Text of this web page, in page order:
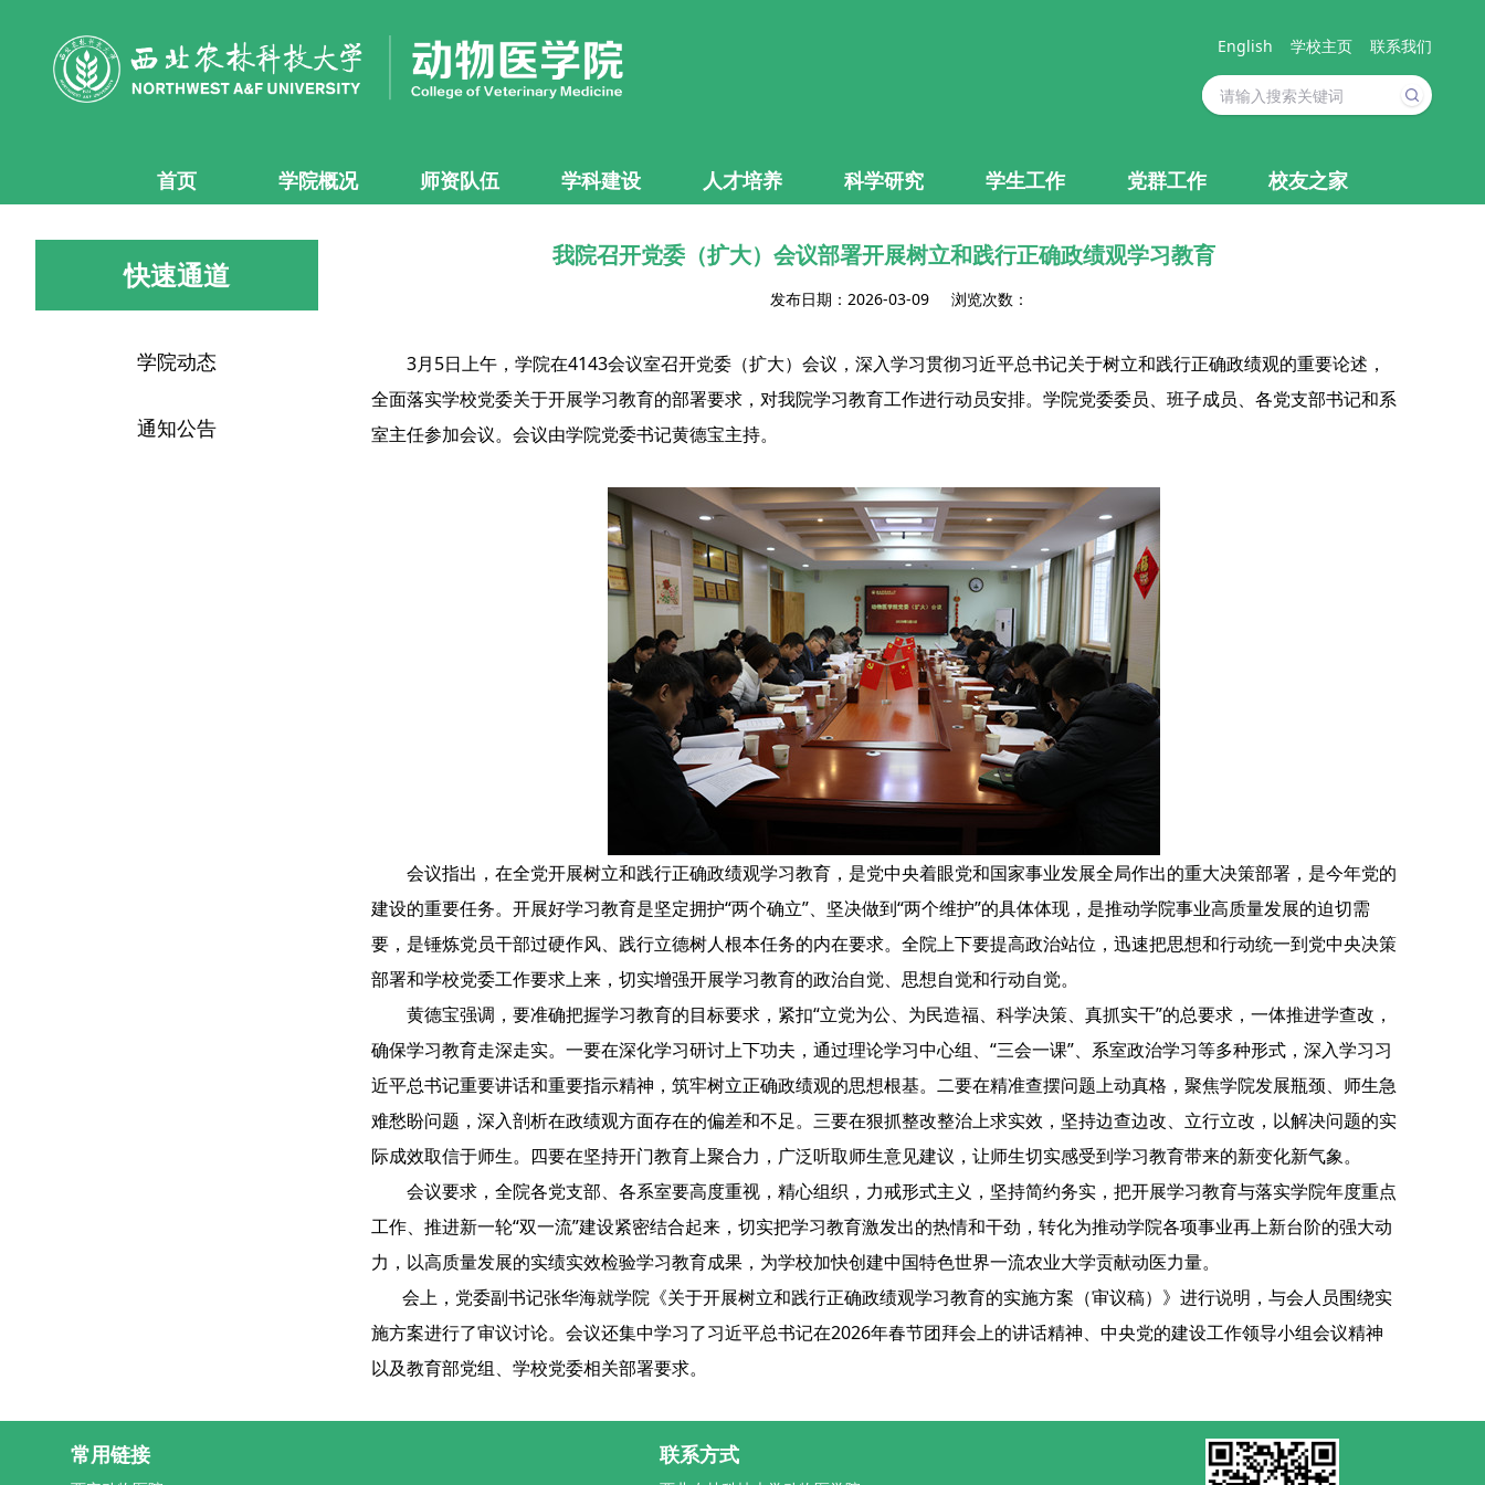
English 学校主页 联系我们
首页 学院概况 师资队伍 学科建设 人才培养 科学研究 学生工作 党群工作 校友之家
快速通道
学院动态
通知公告
我院召开党委（扩大）会议部署开展树立和践行正确政绩观学习教育
发布日期：2026-03-09 浏览次数：
3月5日上午，学院在4143会议室召开党委（扩大）会议，深入学习贯彻习近平总书记关于树立和践行正确政绩观的重要论述，
全面落实学校党委关于开展学习教育的部署要求，对我院学习教育工作进行动员安排。学院党委委员、班子成员、各党支部书记和系
室主任参加会议。会议由学院党委书记黄德宝主持。
会议指出，在全党开展树立和践行正确政绩观学习教育，是党中央着眼党和国家事业发展全局作出的重大决策部署，是今年党的
建设的重要任务。开展好学习教育是坚定拥护“两个确立”、坚决做到“两个维护”的具体体现，是推动学院事业高质量发展的迫切需
要，是锤炼党员干部过硬作风、践行立德树人根本任务的内在要求。全院上下要提高政治站位，迅速把思想和行动统一到党中央决策
部署和学校党委工作要求上来，切实增强开展学习教育的政治自觉、思想自觉和行动自觉。
黄德宝强调，要准确把握学习教育的目标要求，紧扣“立党为公、为民造福、科学决策、真抓实干”的总要求，一体推进学查改，
确保学习教育走深走实。一要在深化学习研讨上下功夫，通过理论学习中心组、“三会一课”、系室政治学习等多种形式，深入学习习
近平总书记重要讲话和重要指示精神，筑牢树立正确政绩观的思想根基。二要在精准查摆问题上动真格，聚焦学院发展瓶颈、师生急
难愁盼问题，深入剖析在政绩观方面存在的偏差和不足。三要在狠抓整改整治上求实效，坚持边查边改、立行立改，以解决问题的实
际成效取信于师生。四要在坚持开门教育上聚合力，广泛听取师生意见建议，让师生切实感受到学习教育带来的新变化新气象。
会议要求，全院各党支部、各系室要高度重视，精心组织，力戒形式主义，坚持简约务实，把开展学习教育与落实学院年度重点
工作、推进新一轮“双一流”建设紧密结合起来，切实把学习教育激发出的热情和干劲，转化为推动学院各项事业再上新台阶的强大动
力，以高质量发展的实绩实效检验学习教育成果，为学校加快创建中国特色世界一流农业大学贡献动医力量。
会上，党委副书记张华海就学院《关于开展树立和践行正确政绩观学习教育的实施方案（审议稿）》进行说明， 与会人员围绕实
施方案进行了审议讨论。 会议还集中学习了习近平总书记在2026年春节团拜会上的讲话精神、中央党的建设工作领导小组会议精神
以及教育部党组、学校党委相关部署要求。
常用链接 联系方式